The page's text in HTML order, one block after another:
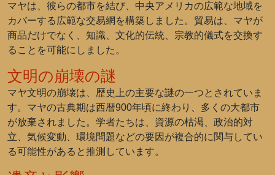
マヤは、彼らの都市を結び、中央アメリカの広範な地域を
カバーする広範な交易網を構築しました。貿易は、マヤが
商品だけでなく、知識、文化的伝統、宗教的儀式を交換す
ることを可能にしました。
文明の崩壊の謎
マヤ文明の崩壊は、歴史上の主要な謎の一つとされていま
す。マヤの古典期は西暦900年頃に終わり、多くの大都市
が放棄されました。学者たちは、資源の枯渇、政治的対
立、気候変動、環境問題などの要因が複合的に関与してい
る可能性があると推測しています。